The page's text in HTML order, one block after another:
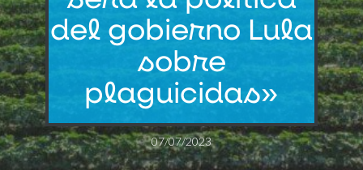
del gobierno Lula
sobre
plaguicidas»
07/07/2023